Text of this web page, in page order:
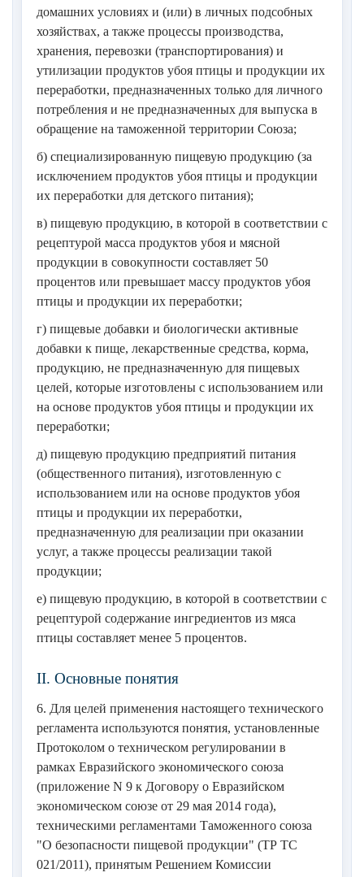
домашних условиях и (или) в личных подсобных
хозяйствах, а также процессы производства,
хранения, перевозки (транспортирования) и
утилизации продуктов убоя птицы и продукции их
переработки, предназначенных только для личного
потребления и не предназначенных для выпуска в
обращение на таможенной территории Союза;
б) специализированную пищевую продукцию (за
исключением продуктов убоя птицы и продукции
их переработки для детского питания);
в) пищевую продукцию, в которой в соответствии с
рецептурой масса продуктов убоя и мясной
продукции в совокупности составляет 50
процентов или превышает массу продуктов убоя
птицы и продукции их переработки;
г) пищевые добавки и биологически активные
добавки к пище, лекарственные средства, корма,
продукцию, не предназначенную для пищевых
целей, которые изготовлены с использованием или
на основе продуктов убоя птицы и продукции их
переработки;
д) пищевую продукцию предприятий питания
(общественного питания), изготовленную с
использованием или на основе продуктов убоя
птицы и продукции их переработки,
предназначенную для реализации при оказании
услуг, а также процессы реализации такой
продукции;
е) пищевую продукцию, в которой в соответствии с
рецептурой содержание ингредиентов из мяса
птицы составляет менее 5 процентов.
II. Основные понятия
6. Для целей применения настоящего технического
регламента используются понятия, установленные
Протоколом о техническом регулировании в
рамках Евразийского экономического союза
(приложение N 9 к Договору о Евразийском
экономическом союзе от 29 мая 2014 года),
техническими регламентами Таможенного союза
"О безопасности пищевой продукции" (ТР ТС
021/2011), принятым Решением Комиссии